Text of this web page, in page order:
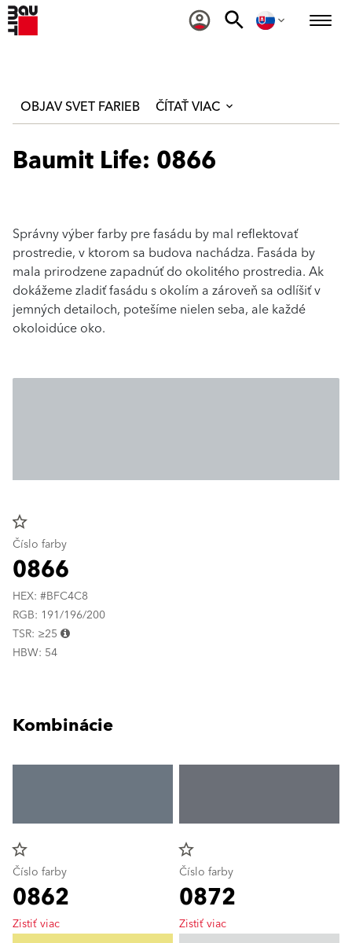
OBJAV SVET FARIEB ČÍTAŤ VIAC
Baumit Life: 0866
Správny výber farby pre fasádu by mal reflektovať
prostredie, v ktorom sa budova nachádza. Fasáda by
mala prirodzene zapadnúť do okolitého prostredia. Ak
dokážeme zladiť fasádu s okolím a zároveň sa odlíšiť v
jemných detailoch, potešíme nielen seba, ale každé
okoloidúce oko.
star_border
Číslo farby
0866
HEX: #BFC4C8
RGB: 191/196/200
TSR: ≥25
HBW: 54
Kombinácie
star_border
Číslo farby
0862
Zistiť viac
star_border
Číslo farby
0872
Zistiť viac